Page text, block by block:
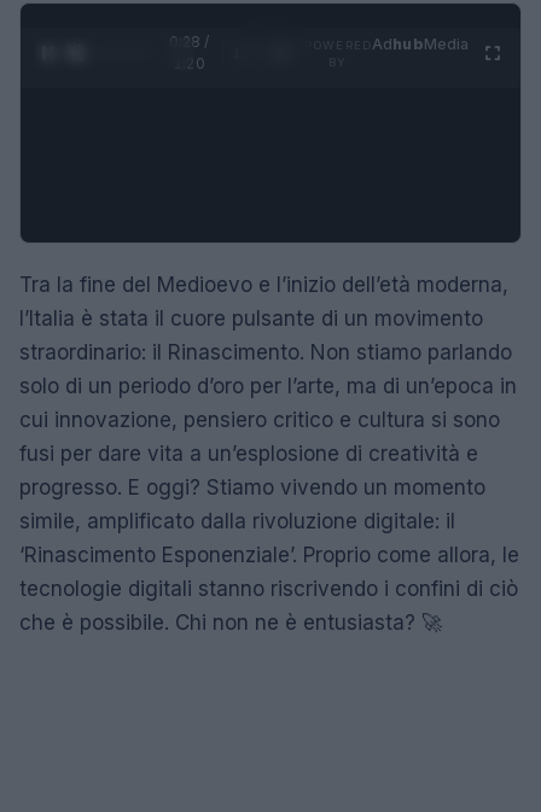
0:29 /
1:20
AdhubMedia
Tra la fine del Medioevo e l’inizio dell’età moderna,
l’Italia è stata il cuore pulsante di un movimento
straordinario: il Rinascimento. Non stiamo parlando
solo di un periodo d’oro per l’arte, ma di un’epoca in
cui innovazione, pensiero critico e cultura si sono
fusi per dare vita a un’esplosione di creatività e
progresso. E oggi? Stiamo vivendo un momento
simile, amplificato dalla rivoluzione digitale: il
‘Rinascimento Esponenziale’. Proprio come allora, le
tecnologie digitali stanno riscrivendo i confini di ciò
che è possibile. Chi non ne è entusiasta? 🚀